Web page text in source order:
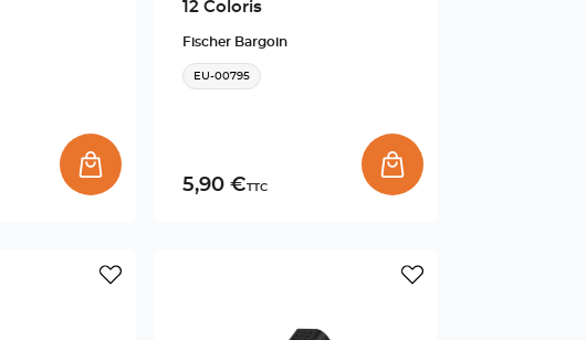
12 Coloris
Fischer Bargoin
EU-00795
5,90 €TTC